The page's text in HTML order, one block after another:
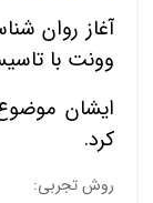
آغاز روان
وونت با
ایشان
کرد.
روش تجربی: